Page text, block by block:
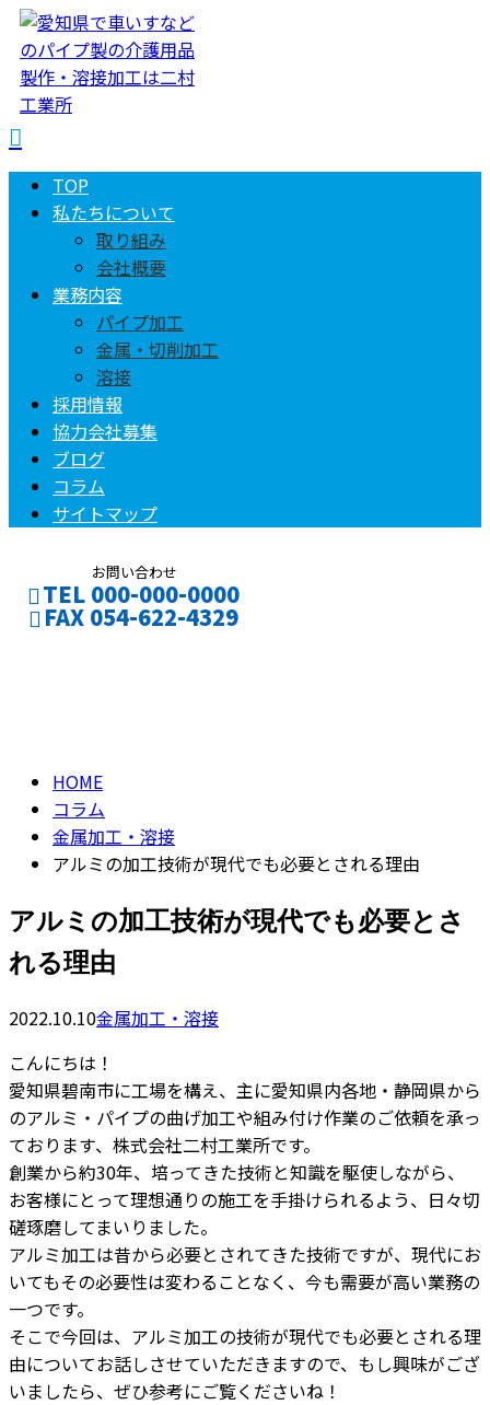
TOP
私たちについて
取り組み
会社概要
業務内容
パイプ加工
金属・切削加工
溶接
採用情報
協力会社募集
ブログ
コラム
サイトマップ
お問い合わせ
TEL 000-000-0000
FAX 054-622-4329
HOME
コラム
金属加工・溶接
アルミの加工技術が現代でも必要とされる理由
アルミの加工技術が現代でも必要とさ
れる理由
2022.10.10金属加工・溶接
こんにちは！
愛知県碧南市に工場を構え、主に愛知県内各地・静岡県から
のアルミ・パイプの曲げ加工や組み付け作業のご依頼を承っ
ております、株式会社二村工業所です。
創業から約30年、培ってきた技術と知識を駆使しながら、
お客様にとって理想通りの施工を手掛けられるよう、日々切
磋琢磨してまいりました。
アルミ加工は昔から必要とされてきた技術ですが、現代にお
いてもその必要性は変わることなく、今も需要が高い業務の
一つです。
そこで今回は、アルミ加工の技術が現代でも必要とされる理
由についてお話しさせていただきますので、もし興味がござ
いましたら、ぜひ参考にご覧くださいね！